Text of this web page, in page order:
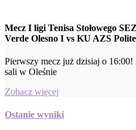
Mecz I ligi Tenisa Stołowego
Verde Olesno I vs KU AZS
Pierwszy mecz już dzisiaj o
sali w Oleśnie
Zobacz więcej
Ostanie wyniki